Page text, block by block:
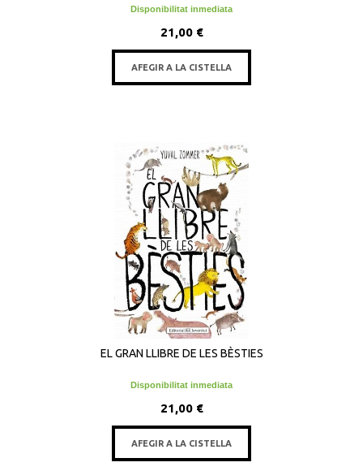
Disponibilitat inmediata
21,00 €
AFEGIR A LA CISTELLA
EL GRAN LLIBRE DE LES BÈSTIES
Disponibilitat inmediata
21,00 €
AFEGIR A LA CISTELLA